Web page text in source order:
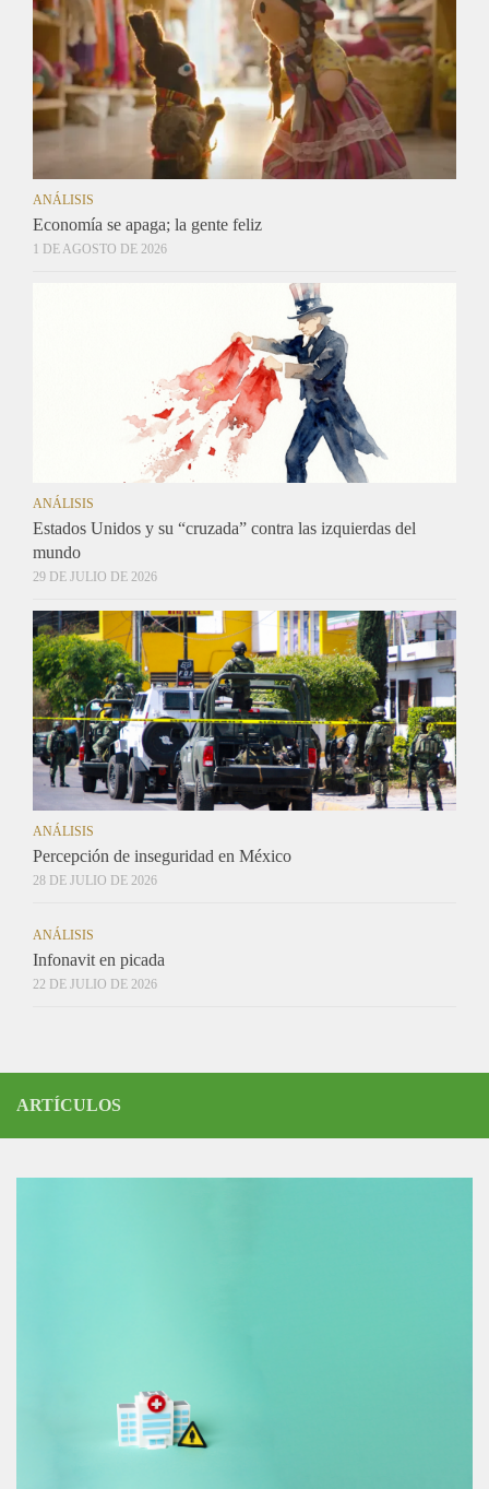
ANÁLISIS
Economía se apaga; la gente feliz
1 DE AGOSTO DE 2026
ANÁLISIS
Estados Unidos y su “cruzada” contra las izquierdas del
mundo
29 DE JULIO DE 2026
ANÁLISIS
Percepción de inseguridad en México
28 DE JULIO DE 2026
ANÁLISIS
Infonavit en picada
22 DE JULIO DE 2026
ARTÍCULOS